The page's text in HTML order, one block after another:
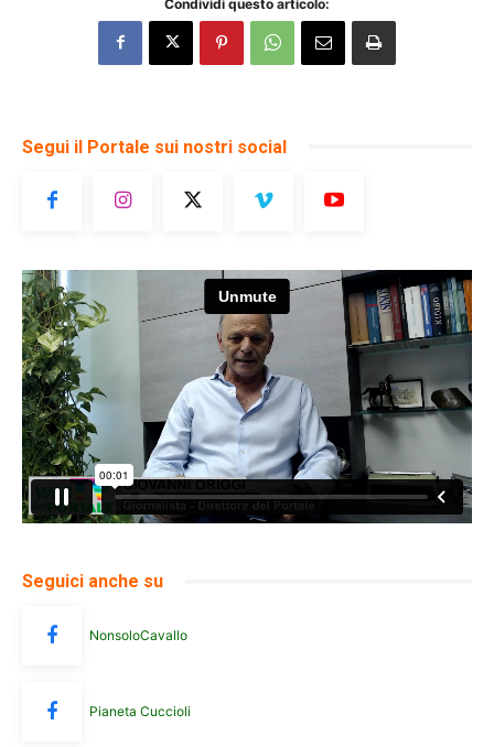
Condividi questo articolo:
Segui il Portale sui nostri social
Seguici anche su
NonsoloCavallo
Pianeta Cuccioli